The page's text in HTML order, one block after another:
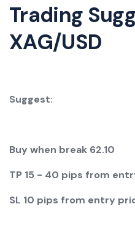
Trading
XAG/USD
Suggest:
Buy when break 62.10
TP 15 - 40 pips from
SL 10 pips from entry